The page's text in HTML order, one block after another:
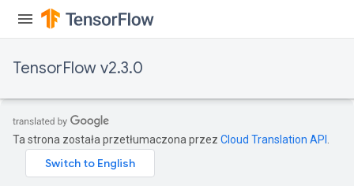
TensorFlow v2.3.0
Ta strona została przetłumaczona przez Cloud Translation API